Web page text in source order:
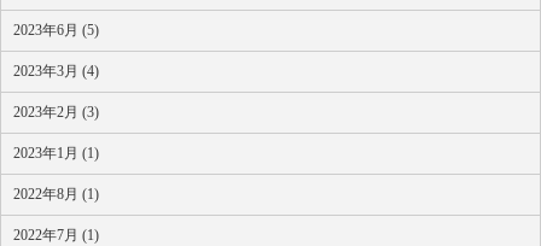
2023年6月 (5)
2023年3月 (4)
2023年2月 (3)
2023年1月 (1)
2022年8月 (1)
2022年7月 (1)